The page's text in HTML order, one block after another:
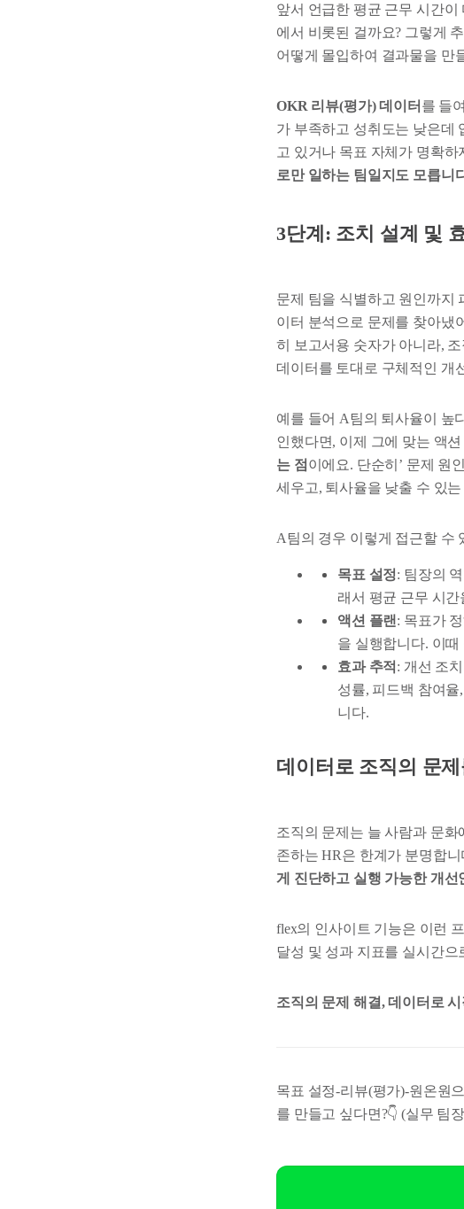
앞서 언급한 평균 근무 시간
에서 비롯된 걸까요? 그렇게
어떻게 몰입하여 결과물을 만
OKR 리뷰(평가) 데이터 를 들
가 부족하고 성취도는 낮은데
고 있거나 목표 자체가 명확
로만 일하는 팀일지도 모릅니
3단계: 조치 설계 및
문제 팀을 식별하고 원인까지
이터 분석으로 문제를 찾아냈
히 보고서용 숫자가 아니라,
데이터를 토대로 구체적인 개
예를 들어 A팀의 퇴사율이 높
인했다면, 이제 그에 맞는 액
는 점 이에요. 단순히’ 문제 원
세우고, 퇴사율을 낮출 수 있
A팀의 경우 이렇게 접근할 수
목표 설정: 팀장의
래서 평균 근무 시
액션 플랜: 목표가
을 실행합니다. 이
효과 추적 : 개선 조
성률, 피드백 참여
니다.
데이터로 조직의 문
조직의 문제는 늘 사람과 문
존하는 HR은 한계가 분명합
게 진단하고 실행 가능한 개선
flex의 인사이트 기능은 이런
달성 및 성과 지표를 실시간
조직의 문제 해결, 데이터로
목표 설정-리뷰(평가)-원온원
를 만들고 싶다면?👇 (실무 팀